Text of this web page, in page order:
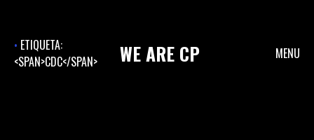
contentETIQUETA:
<SPAN>CDC</SPAN>
WEARE CP MENU